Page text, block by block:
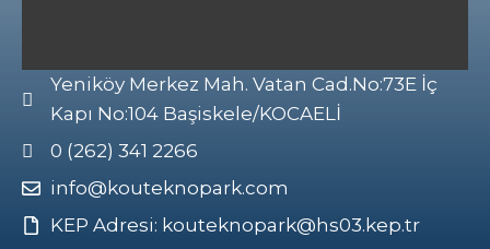
Yeniköy Merkez Mah. Vatan Cad.No:73E İç
Kapı No:104 Başiskele/KOCAELİ
0 (262) 341 2266
info@kouteknopark.com
KEP Adresi: kouteknopark@hs03.kep.tr